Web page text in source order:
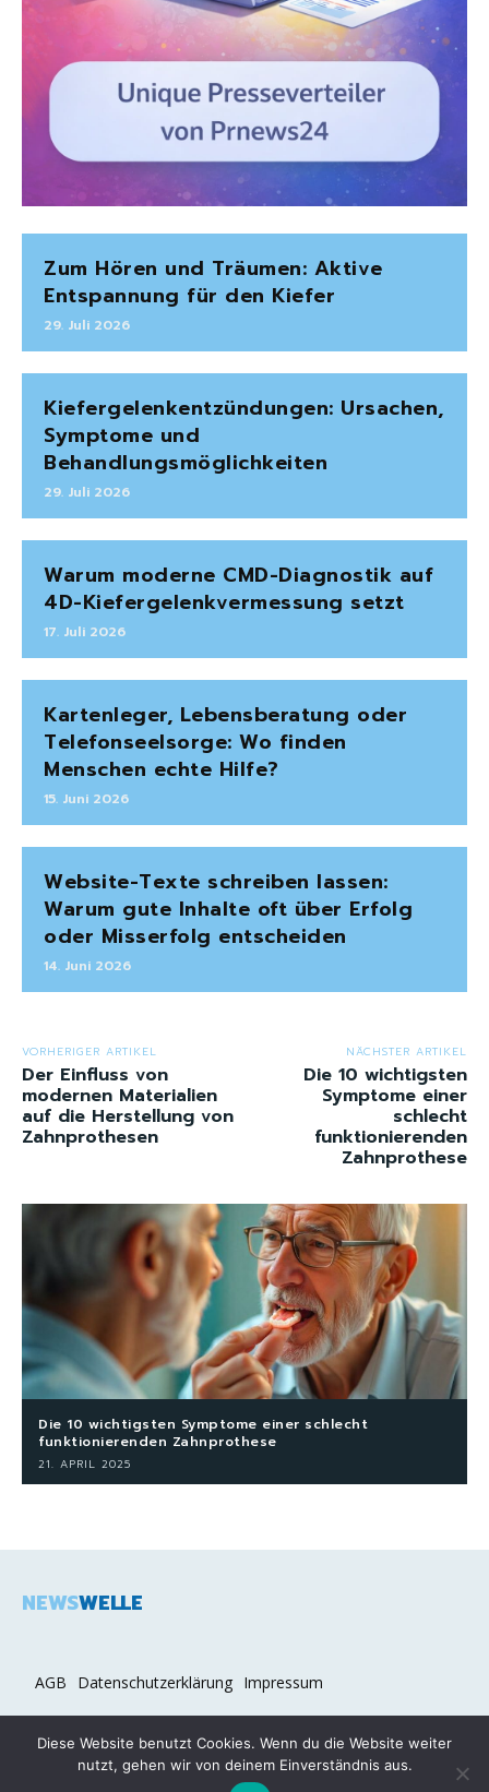
Zum Hören und Träumen: Aktive
Entspannung für den Kiefer
29. Juli 2026
Kiefergelenkentzündungen: Ursachen,
Symptome und
Behandlungsmöglichkeiten
29. Juli 2026
Warum moderne CMD-Diagnostik auf
4D-Kiefergelenkvermessung setzt
17. Juli 2026
Kartenleger, Lebensberatung oder
Telefonseelsorge: Wo finden
Menschen echte Hilfe?
15. Juni 2026
Website-Texte schreiben lassen:
Warum gute Inhalte oft über Erfolg
oder Misserfolg entscheiden
14. Juni 2026
VORHERIGER ARTIKEL
Der Einfluss von
modernen Materialien
auf die Herstellung von
Zahnprothesen
NÄCHSTER ARTIKEL
Die 10 wichtigsten
Symptome einer
schlecht
funktionierenden
Zahnprothese
Die 10 wichtigsten Symptome einer schlecht
funktionierenden Zahnprothese
21. APRIL 2025
NEWSWELLE
AGB Datenschutzerklärung Impressum
2026 COPYRIGHT © NEWSWELLE.DE
Diese Website benutzt Cookies. Wenn du die Website weiter
nutzt, gehen wir von deinem Einverständnis aus.